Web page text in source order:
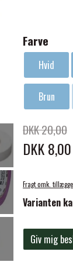
Farve
Hvid
Brun
DKK 20,00
DKK 8,00
Fragt omk.
Varianten
Giv mig